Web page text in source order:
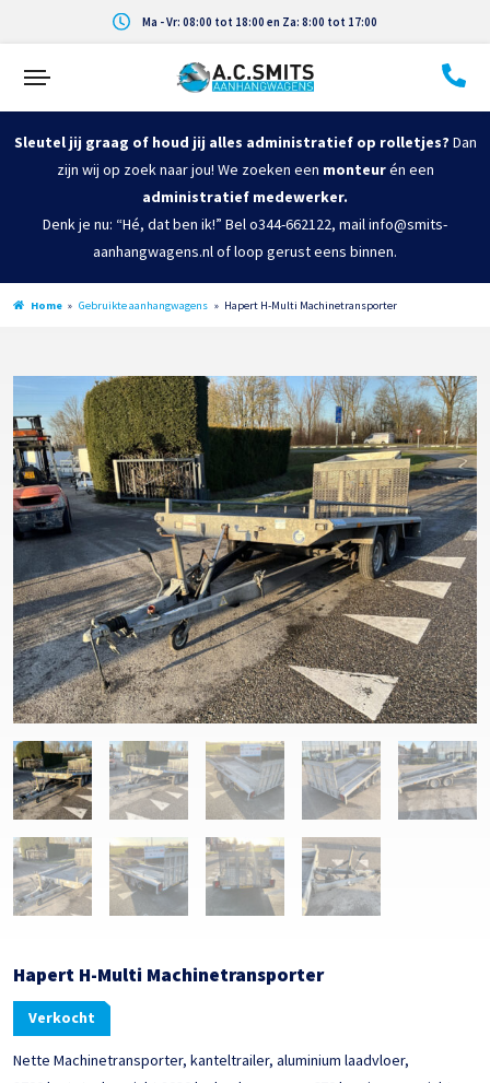
Ma - Vr: 08:00 tot 18:00 en Za: 8:00 tot 17:00
Sleutel jij graag of houd jij alles administratief op rolletjes? Dan
zijn wij op zoek naar jou! We zoeken een monteurén een
administratief medewerker.
Denk je nu: “Hé, dat ben ik!” Bel o344-662122, mail info@smits-
aanhangwagens.nl of loop gerust eens binnen.
Home » Gebruikte aanhangwagens » Hapert H-Multi Machinetransporter
Hapert H-Multi Machinetransporter
Verkocht
Nette Machinetransporter, kanteltrailer, aluminium laadvloer,